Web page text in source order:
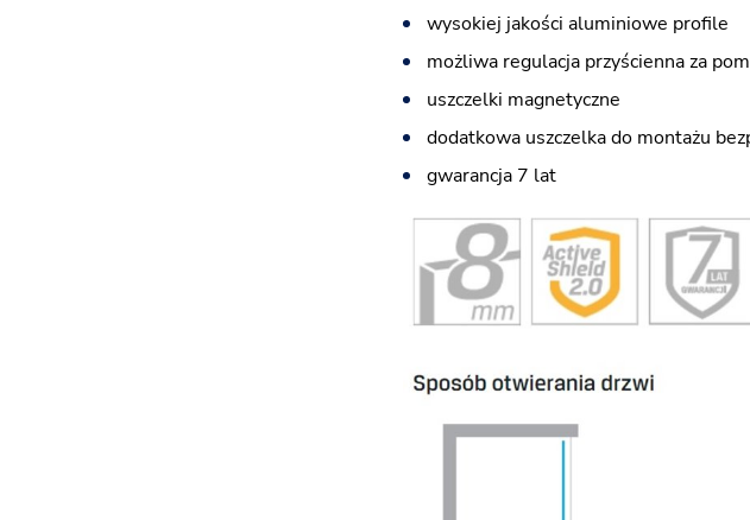
wysokiej jakości aluminiowe profile
możliwa regulacja przyścienna za
uszczelki magnetyczne
dodatkowa uszczelka do montażu
gwarancja 7 lat